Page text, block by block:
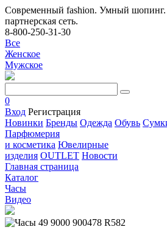
Современный fashion. Умный
партнерская сеть.
8-800-250-31-30
Все
Женское
Мужское
0
Вход Регистрация
Новинки Бренды Одежда Обувь
Парфюмерия
и косметика Ювелирные
изделия OUTLET Новости
Главная страница
Каталог
Часы
Видео